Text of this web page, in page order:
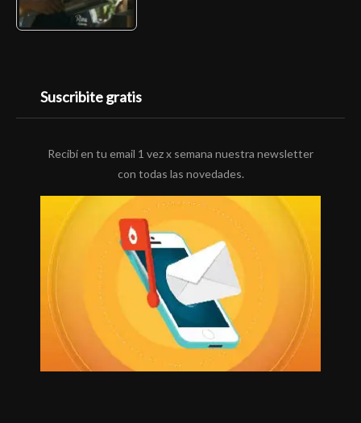
Suscribite gratis
Recibí en tu email 1 vez x semana nuestra newsletter
con todas las novedades.